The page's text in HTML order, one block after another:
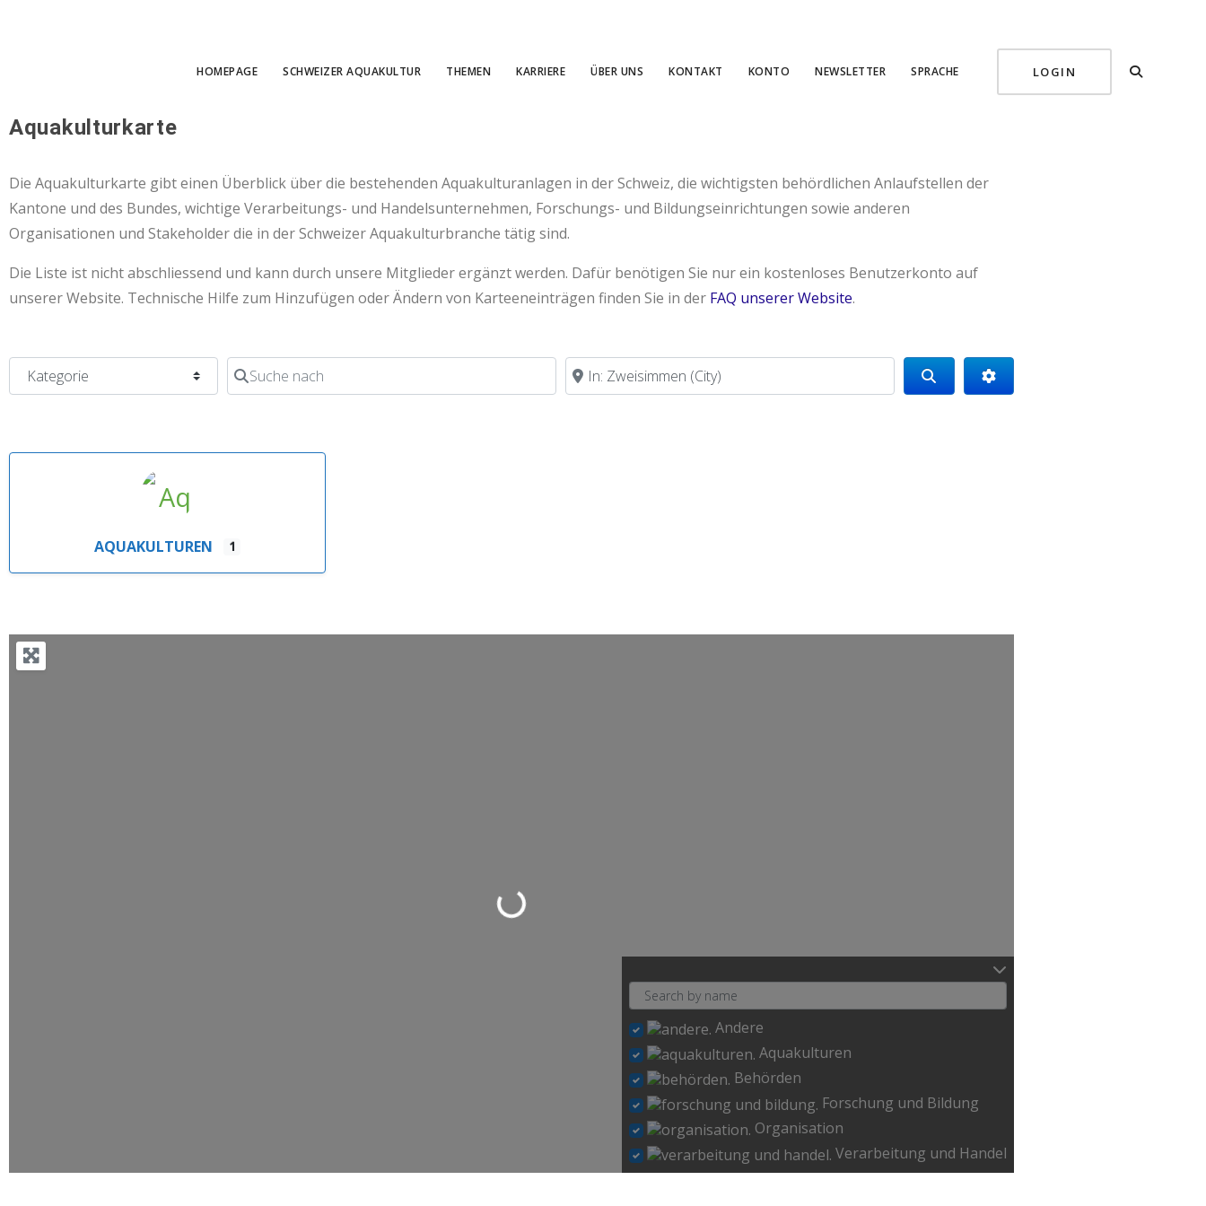
LOGIN
HOMEPAGE SCHWEIZER AQUAKULTUR THEMEN KARRIERE ÜBER UNS KONTAKT KONTO NEWSLETTER SPRACHE
Aquakulturkarte
Die Aquakulturkarte gibt einen Überblick über die bestehenden Aquakulturanlagen in der Schweiz, die wichtigsten behördlichen Anlaufstellen der
Kantone und des Bundes, wichtige Verarbeitungs- und Handelsunternehmen, Forschungs- und Bildungseinrichtungen sowie anderen
Organisationen und Stakeholder die in der Schweizer Aquakulturbranche tätig sind.
Die Liste ist nicht abschliessend und kann durch unsere Mitglieder ergänzt werden. Dafür benötigen Sie nur ein kostenloses Benutzerkonto auf
unserer Website. Technische Hilfe zum Hinzufügen oder Ändern von Karteeneinträgen finden Sie in der FAQ unserer Website.
Kategorie Suche nach in der Nähe von Search Advanced Filters
AQUAKULTUREN 1
Loading…
Andere
Aquakulturen
Behörden
Forschung und Bildung
Organisation
Verarbeitung und Handel